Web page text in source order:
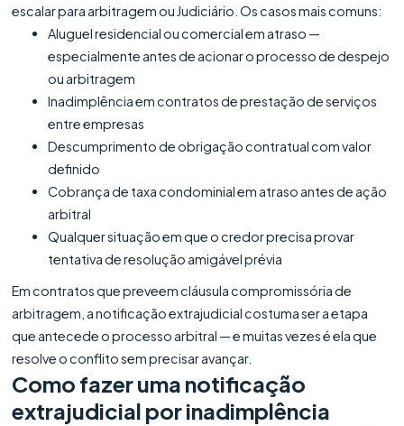
escalar para arbitragem ou Judiciário. Os casos mais comuns:
Aluguel residencial ou comercial em atraso —
especialmente antes de acionar o processo de despejo
ou arbitragem
Inadimplência em contratos de prestação de serviços
entre empresas
Descumprimento de obrigação contratual com valor
definido
Cobrança de taxa condominial em atraso antes de ação
arbitral
Qualquer situação em que o credor precisa provar
tentativa de resolução amigável prévia
Em contratos que preveem cláusula compromissória de
arbitragem, a notificação extrajudicial costuma ser a etapa
que antecede o processo arbitral — e muitas vezes é ela que
resolve o conflito sem precisar avançar.
Como fazer uma notificação
extrajudicial por inadimplência